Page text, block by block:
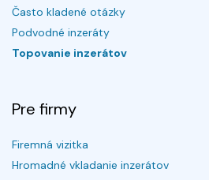
Často kladené otázky
Podvodné inzeráty
Topovanie inzerátov
Pre firmy
Firemná vizitka
Hromadné vkladanie inzerátov